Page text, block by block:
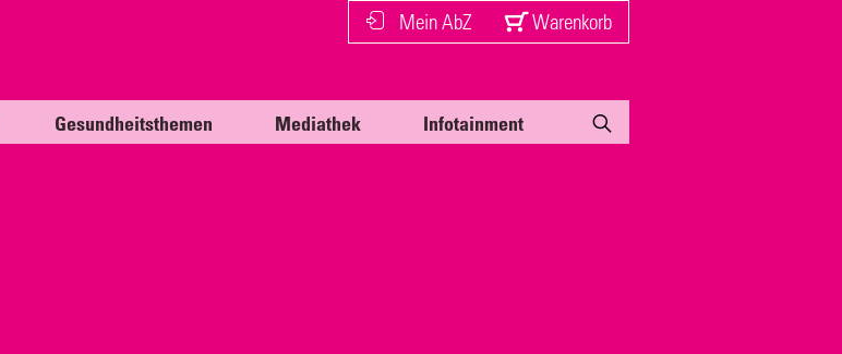
Mein AbZ Warenkorb
Gesundheitsthemen Mediathek Infotainment